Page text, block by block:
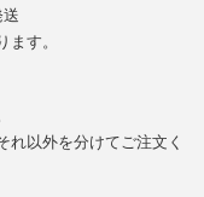
す。
れ以外を分けてご注文く